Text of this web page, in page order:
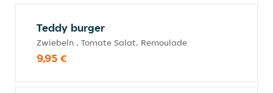
Teddy burger
Zwiebeln , Tomate Salat, Remoulade
9,95 €